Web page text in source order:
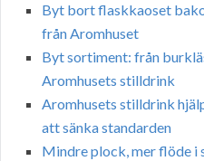
Byt bort flaskkaoset
från Aromhuset
Byt sortiment: från
Aromhusets stilldrink
Aromhusets stilldrink
att sänka standarden
Mindre plock, mer flöde i